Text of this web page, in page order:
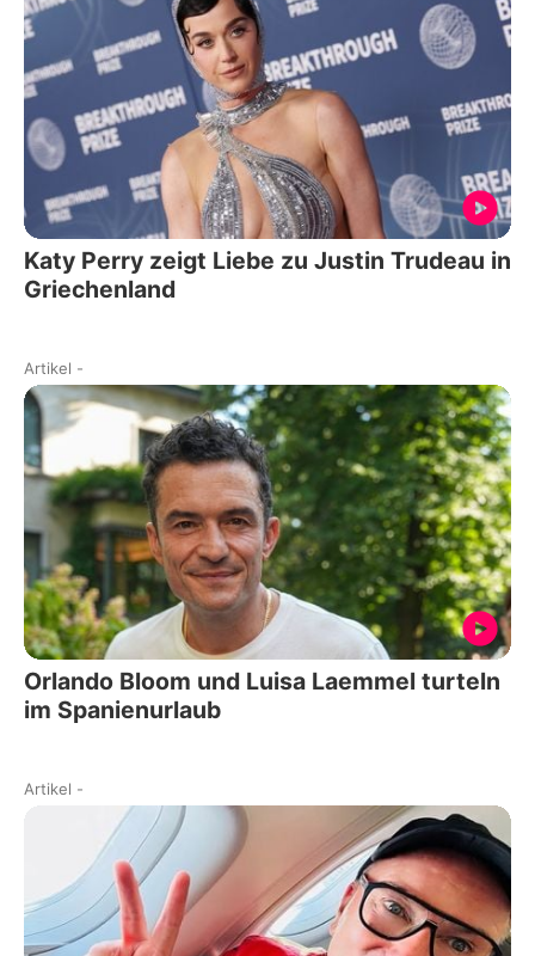
Katy Perry zeigt Liebe zu Justin Trudeau in
Griechenland
Artikel -
Orlando Bloom und Luisa Laemmel turteln
im Spanienurlaub
Artikel -